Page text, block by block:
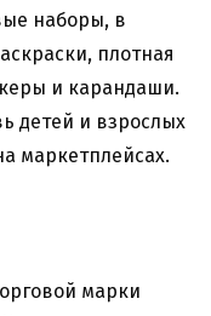
наборы, в
плотная
и карандаши.
детей и взрослых
маркетплейсах.
марки